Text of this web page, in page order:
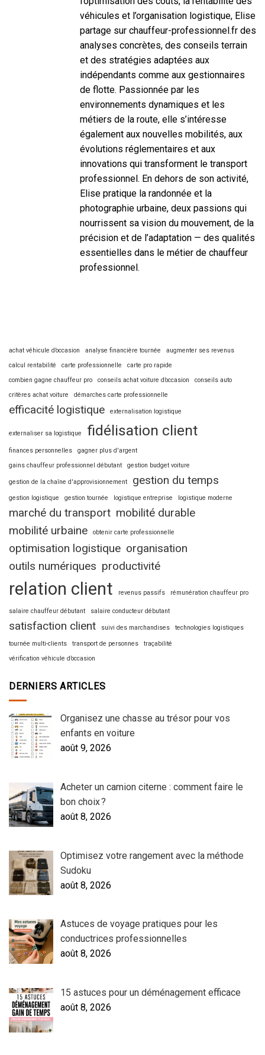
véhicules et l’organisation logistique, Elise
partage sur chauffeur-professionnel.fr des
analyses concrètes, des conseils terrain
et des stratégies adaptées aux
indépendants comme aux gestionnaires
de flotte. Passionnée par les
environnements dynamiques et les
métiers de la route, elle s’intéresse
également aux nouvelles mobilités, aux
évolutions réglementaires et aux
innovations qui transforment le transport
professionnel. En dehors de son activité,
Elise pratique la randonnée et la
photographie urbaine, deux passions qui
nourrissent sa vision du mouvement, de la
précision et de l’adaptation — des qualités
essentielles dans le métier de chauffeur
professionnel.
achat véhicule d’occasion analyse financière tournée
augmenter ses revenus
calcul rentabilité
carte professionnelle
carte pro rapide
combien gagne chauffeur pro
conseils achat voiture d’occasion
conseils auto
critères achat voiture
démarches carte professionnelle
efficacité logistique externalisation logistique
externaliser sa logistique fidélisation client
finances personnelles
gagner plus d'argent
gains chauffeur professionnel débutant
gestion budget voiture
gestion de la chaîne d'approvisionnement gestion du temps
gestion logistique gestion tournée logistique entreprise logistique moderne
marché du transport mobilité durable
mobilité urbaine
obtenir carte professionnelle
optimisation logistique organisation
outils numériques productivité
relation client revenus passifs rémunération chauffeur pro
salaire chauffeur débutant salaire conducteur débutant
satisfaction client suivi des marchandises technologies logistiques
tournée multi-clients transport de personnes
traçabilité
vérification véhicule d’occasion
DERNIERS ARTICLES
Organisez une chasse au trésor pour vos
enfants en voiture
août 9, 2026
Acheter un camion citerne : comment faire le
bon choix ?
août 8, 2026
Optimisez votre rangement avec la méthode
Sudoku
août 8, 2026
Astuces de voyage pratiques pour les
conductrices professionnelles
août 8, 2026
15 astuces pour un déménagement efficace
août 8, 2026